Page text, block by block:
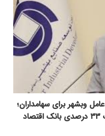
وبشهر برای سهامداران؛
مجوز تاریخی تملک ۳۳ درصدی بانک اقتصاد